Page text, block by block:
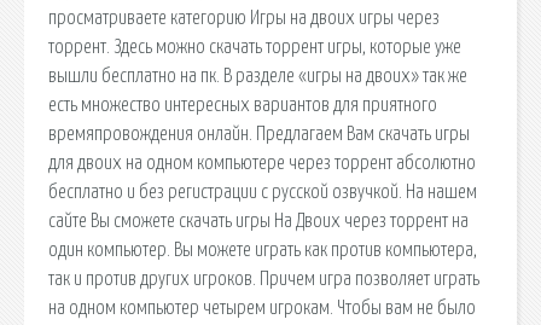
просматриваете категорию Игры на двоих игры через
торрент. Здесь можно скачать торрент игры, которые уже
вышли бесплатно на пк. В разделе «игры на двоих» так же
есть множество интересных вариантов для приятного
времяпровождения онлайн. Предлагаем Вам скачать игры
для двоих на одном компьютере через торрент абсолютно
бесплатно и без регистрации с русской озвучкой. На нашем
сайте Вы сможете скачать игры На Двоих через торрент на
один компьютер. Вы можете играть как против компьютера,
так и против других игроков. Причем игра позволяет играть
на одном компьютер четырем игрокам. Чтобы вам не было